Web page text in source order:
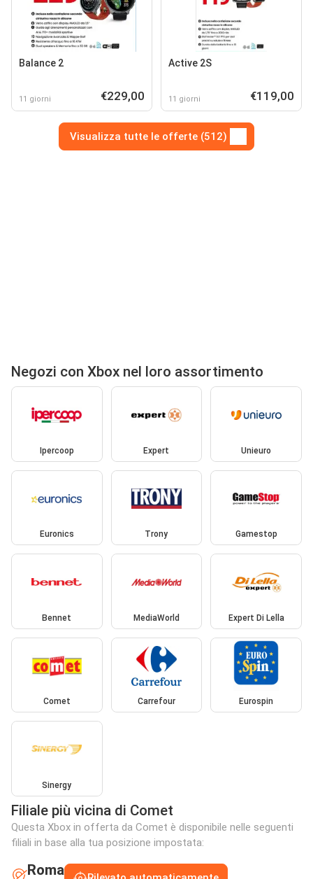
Balance 2
11 giorni €229,00
Active 2S
11 giorni €119,00
Visualizza tutte le offerte (512)
Negozi con Xbox nel loro assortimento
Ipercoop Expert Unieuro
Euronics Trony Gamestop
Bennet MediaWorld Expert Di Lella
Comet Carrefour Eurospin
Sinergy
Filiale più vicina di Comet
Questa Xbox in offerta da Comet è disponibile nelle seguenti
filiali in base alla tua posizione impostata:
Roma